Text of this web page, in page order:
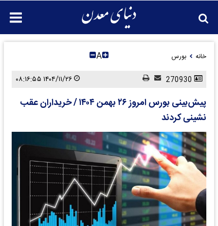
خانه بورس A
پیش‌بینی بورس امروز ۲۶ بهمن ۱۴۰۴ / خریداران عقب‌
نشینی کردند